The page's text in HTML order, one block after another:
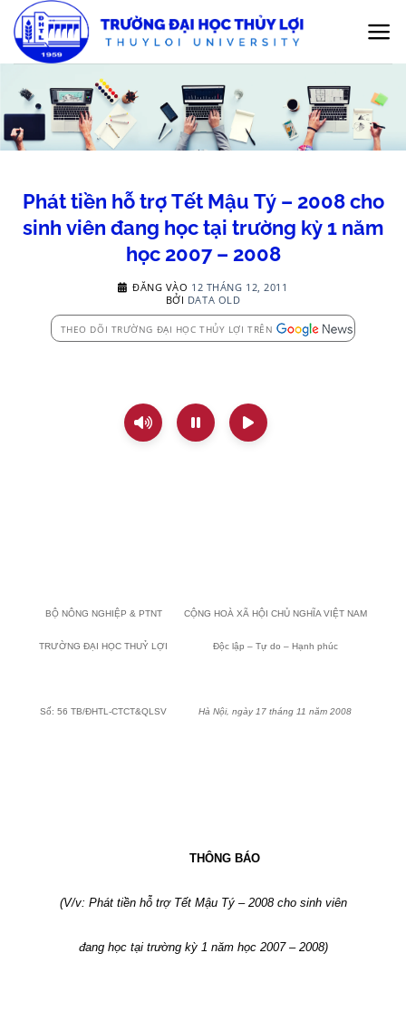
qua
nội
Phát tiền hỗ trợ Tết Mậu Tý – 2008 cho
sinh viên đang học tại trường kỳ 1 năm
học 2007 – 2008
ĐĂNG VÀO 12 THÁNG 12, 2011
BỞI DATA OLD
THEO DÕI TRƯỜNG ĐẠI HỌC THỦY LỢI TRÊN
BỘ NÔNG NGHIỆP & PTNT
TRƯỜNG ĐẠI HỌC THUỶ LỢI
Số: 56 TB/ĐHTL-CTCT&QLSV
CỘNG HOÀ XÃ HỘI CHỦ NGHĨA VIỆT NAM
Độc lập – Tự do – Hạnh phúc
Hà Nội, ngày 17 tháng 11 năm 2008
THÔNG BÁO
(V/v: Phát tiền hỗ trợ Tết Mậu Tý – 2008 cho sinh viên
đang học tại trường kỳ 1 năm học 2007 – 2008)